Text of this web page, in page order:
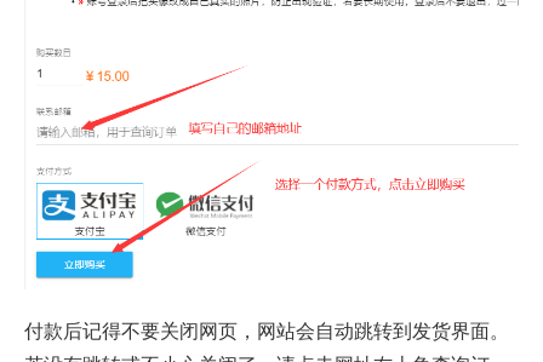
付款后记得不要关闭网页，网站会自动跳转到发货界面。